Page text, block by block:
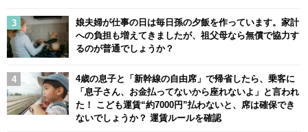
娘夫婦が仕事の日は毎日孫の夕飯を作っています。家計
への負担も増えてきましたが、祖父母なら無償で協力す
るのが普通でしょうか？
4歳の息子と「新幹線の自由席」で帰省したら、乗客に
「息子さん、お金払ってないから座れないよ」と言われ
た！ こども運賃“約7000円”払わないと、席は確保でき
ないでしょうか？ 運賃ルールを確認